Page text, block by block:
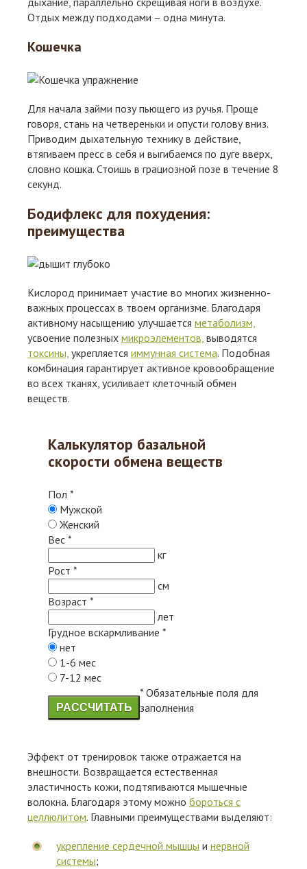
Отдых между подходами – одна минута.
Кошечка
Для начала займи позу пьющего из ручья. Проще
говоря, стань на четвереньки и опусти голову вниз.
Приводим дыхательную технику в действие,
втягиваем пресс в себя и выгибаемся по дуге вверх,
словно кошка. Стоишь в грациозной позе в течение 8
секунд.
Бодифлекс для похудения:
преимущества
Кислород принимает участие во многих жизненно-
важных процессах в твоем организме. Благодаря
активному насыщению улучшается метаболизм,
усвоение полезных микроэлементов, выводятся
токсины, укрепляется иммунная система. Подобная
комбинация гарантирует активное кровообращение
во всех тканях, усиливает клеточный обмен
веществ.
Калькулятор базальной
скорости обмена веществ
Пол *
Мужской
Женский
Вес *
кг
Рост *
см
Возраст *
лет
Грудное вскармливание *
нет
1-6 мес
7-12 мес
РАССЧИТАТЬ
* Обязательные поля для
заполнения
Эффект от тренировок также отражается на
внешности. Возвращается естественная
эластичность кожи, подтягиваются мышечные
волокна. Благодаря этому можно бороться с
целлюлитом. Главными преимуществами выделяют:
укрепление сердечной мышцы и нервной
системы;